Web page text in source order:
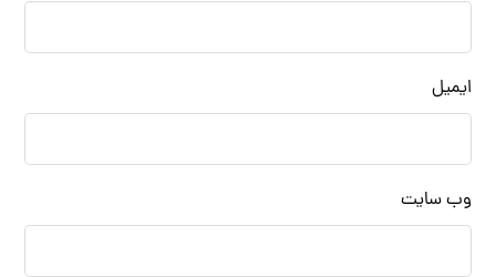
ایمیل
وب‌ سایت